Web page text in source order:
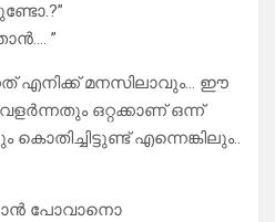
”
എനിക്ക് മനസിലാവും… ഈ
ഒറ്റക്കാണ് ഒന്ന്
എന്നെങ്കിലും..
പോവാനൊ